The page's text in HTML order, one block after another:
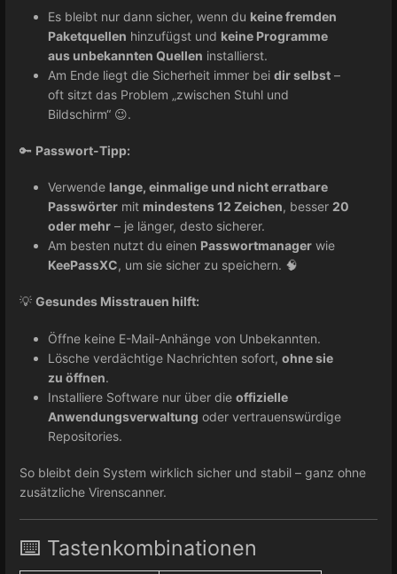
Es bleibt nur dann sicher, wenn du keine fremden
Paketquellen hinzufügst und keine Programme
aus unbekannten Quellen installierst.
Am Ende liegt die Sicherheit immer bei dir selbst –
oft sitzt das Problem „zwischen Stuhl und
Bildschirm“ 😉.
🔑 Passwort-Tipp:
Verwende lange, einmalige und nicht erratbare
Passwörter mit mindestens 12 Zeichen, besser 20
oder mehr – je länger, desto sicherer.
Am besten nutzt du einen Passwortmanager wie
KeePassXC, um sie sicher zu speichern. 🧠
💡 Gesundes Misstrauen hilft:
Öffne keine E-Mail-Anhänge von Unbekannten.
Lösche verdächtige Nachrichten sofort, ohne sie
zu öffnen.
Installiere Software nur über die offizielle
Anwendungsverwaltung oder vertrauenswürdige
Repositories.
So bleibt dein System wirklich sicher und stabil – ganz ohne
zusätzliche Virenscanner.
⌨️ Tastenkombinationen